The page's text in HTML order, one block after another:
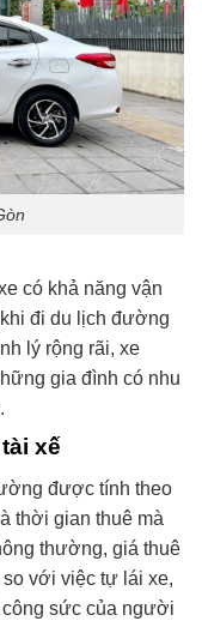
có khả năng vận
đi du lịch đường
lý rộng rãi, xe
gia đình có nhu
xế
được tính theo
thời gian thuê mà
thường, giá thuê
với việc tự lái xe,
sức của người